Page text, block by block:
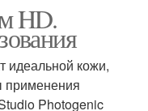
HD.
идеальной кожи,
применения
Photogenic